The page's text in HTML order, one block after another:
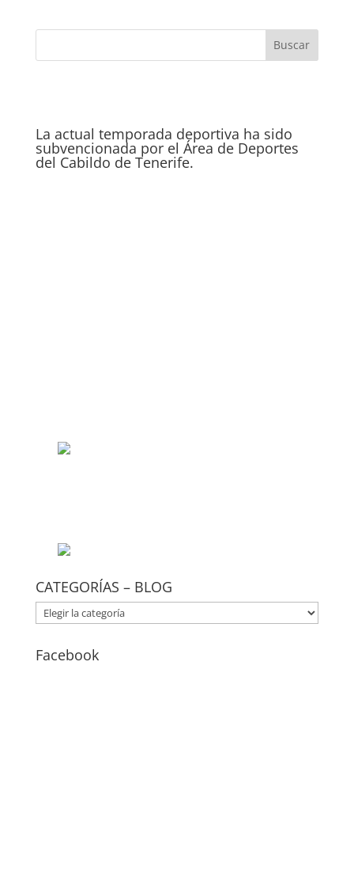
La actual temporada deportiva ha sido
subvencionada por el Área de Deportes
del Cabildo de Tenerife.
CATEGORÍAS – BLOG
CATEGORÍAS
–
Facebook